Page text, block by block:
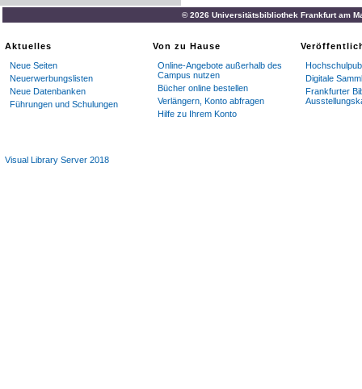
© 2026 Universitätsbibliothek Frankfurt am
Aktuelles
Neue Seiten
Neuerwerbungslisten
Neue Datenbanken
Führungen und Schulungen
Von zu Hause
Online-Angebote außerhalb des
Campus nutzen
Bücher online bestellen
Verlängern, Konto abfragen
Hilfe zu Ihrem Konto
Digitale
Frankfurter
Visual Library Server 2018